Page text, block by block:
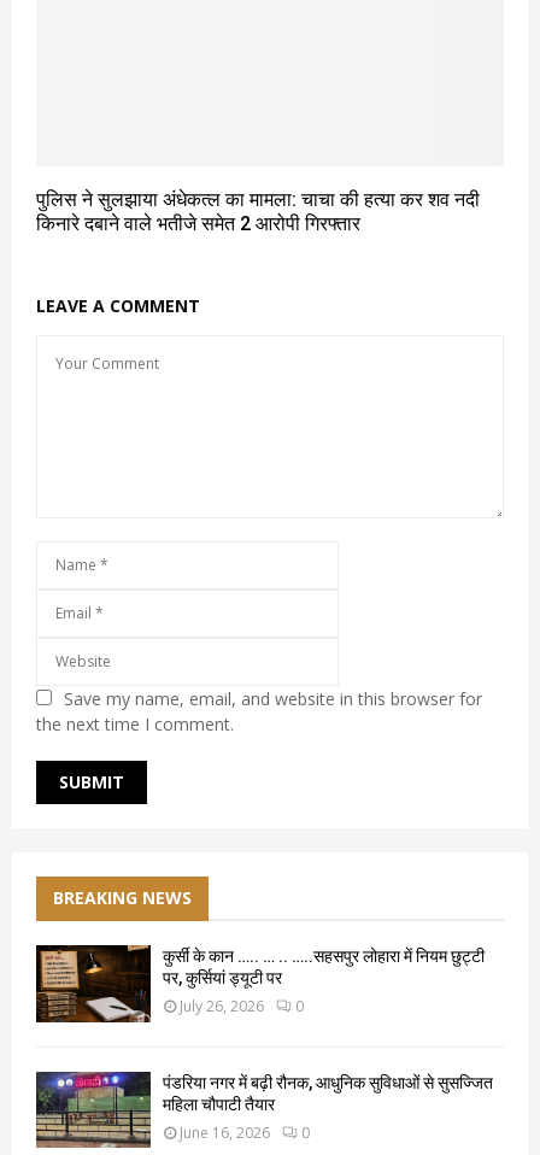
पुलिस ने सुलझाया अंधेकत्ल का मामला: चाचा की हत्या कर शव नदी
किनारे दबाने वाले भतीजे समेत 2 आरोपी गिरफ्तार
LEAVE A COMMENT
Save my name, email, and website in this browser for
the next time I comment.
BREAKING NEWS
कुर्सी के कान ….. … .. …..सहसपुर लोहारा में नियम छुट्टी
पर, कुर्सियां ड्यूटी पर
July 26, 2026 0
पंडरिया नगर में बढ़ी रौनक, आधुनिक सुविधाओं से सुसज्जित
महिला चौपाटी तैयार
June 16, 2026 0